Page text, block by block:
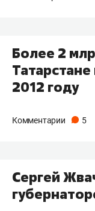
Более 2
2012 году
Комментарии 5
Сергей